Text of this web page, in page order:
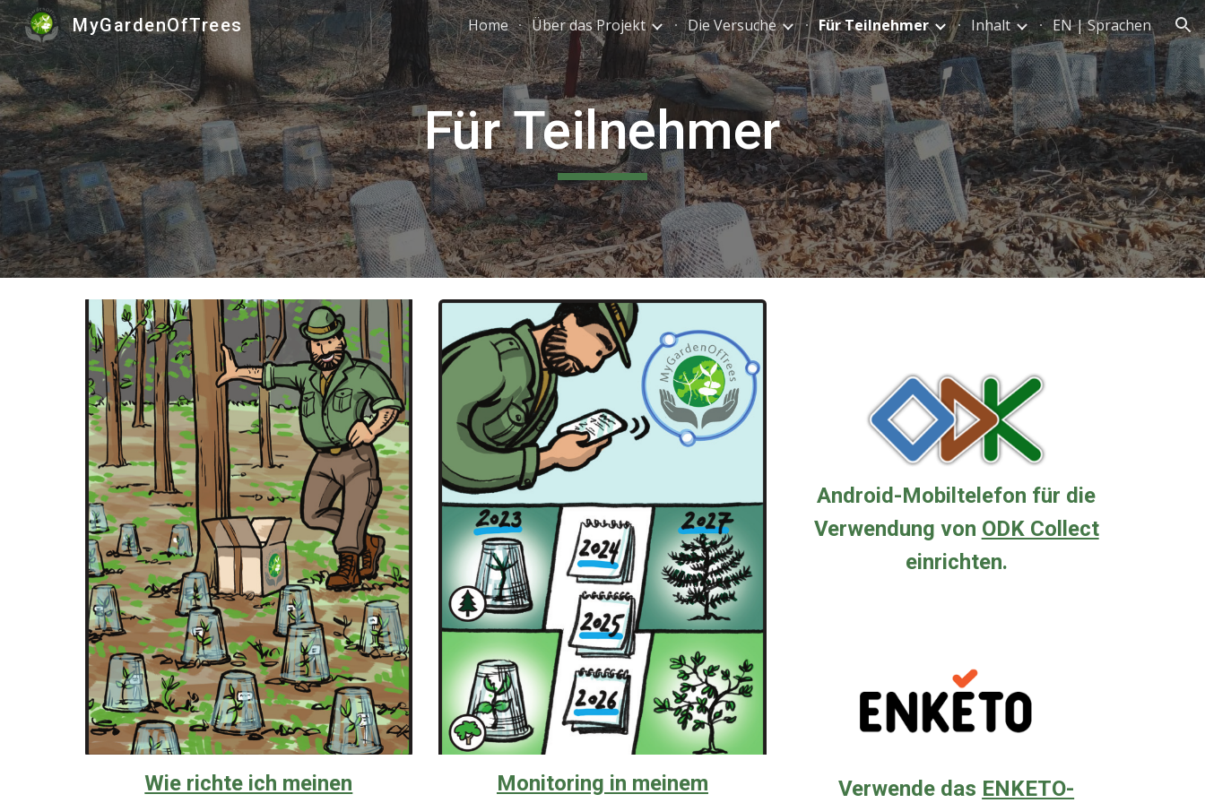
Skip to main content Skip to navigation
MyGardenOfTrees Home Über das Projekt Die Versuche Für Teilnehmer Inhalt EN | Sprachen
Für Teilnehmer
Wie richte ich meinen Monitoring in meinem
Android-Mobiltelefon für die
Verwendung von ODK Collect
einrichten.
Verwende das ENKETO-